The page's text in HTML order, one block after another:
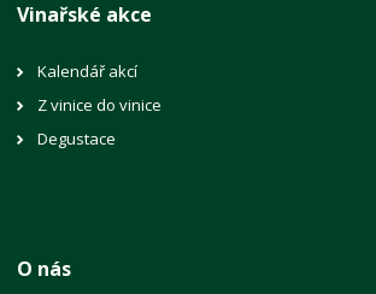
Vinařské akce
Kalendář akcí
Z vinice do vinice
Degustace
O nás